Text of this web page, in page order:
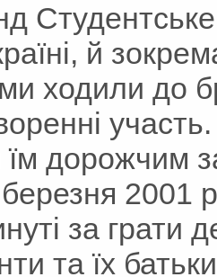
й
ходили до
дорожчим
2001
за грати
та їх